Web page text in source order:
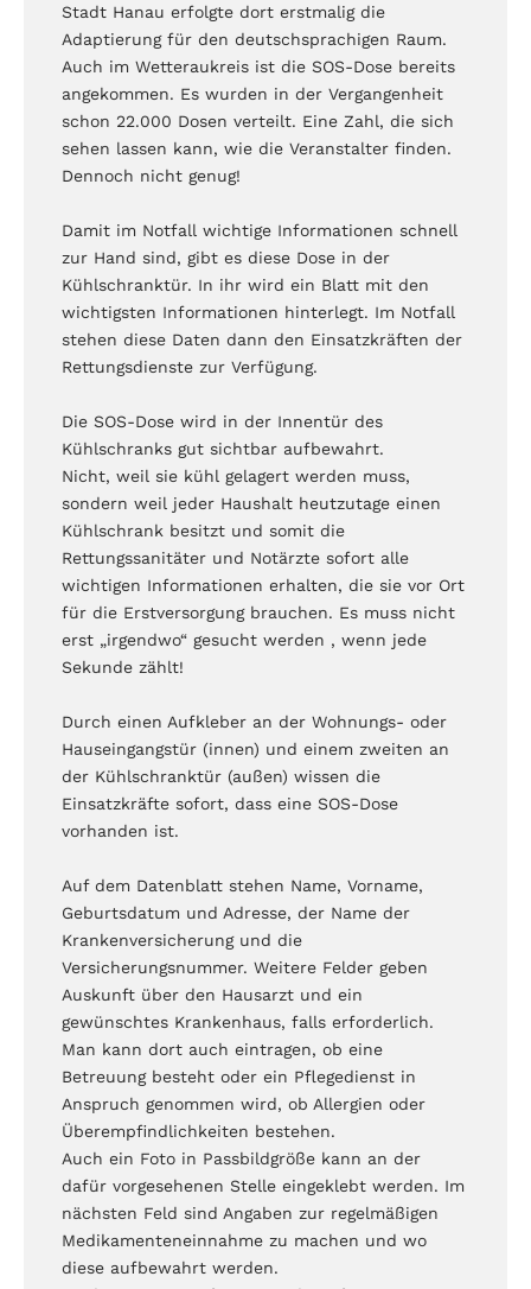
Stadt Hanau erfolgte dort erstmalig die
Adaptierung für den deutschsprachigen Raum.
Auch im Wetteraukreis ist die SOS-Dose bereits
angekommen. Es wurden in der Vergangenheit
schon 22.000 Dosen verteilt. Eine Zahl, die sich
sehen lassen kann, wie die Veranstalter finden.
Dennoch nicht genug!
Damit im Notfall wichtige Informationen schnell
zur Hand sind, gibt es diese Dose in der
Kühlschranktür. In ihr wird ein Blatt mit den
wichtigsten Informationen hinterlegt. Im Notfall
stehen diese Daten dann den Einsatzkräften der
Rettungsdienste zur Verfügung.
Die SOS-Dose wird in der Innentür des
Kühlschranks gut sichtbar aufbewahrt.
Nicht, weil sie kühl gelagert werden muss,
sondern weil jeder Haushalt heutzutage einen
Kühlschrank besitzt und somit die
Rettungssanitäter und Notärzte sofort alle
wichtigen Informationen erhalten, die sie vor Ort
für die Erstversorgung brauchen. Es muss nicht
erst „irgendwo“ gesucht werden , wenn jede
Sekunde zählt!
Durch einen Aufkleber an der Wohnungs- oder
Hauseingangstür (innen) und einem zweiten an
der Kühlschranktür (außen) wissen die
Einsatzkräfte sofort, dass eine SOS-Dose
vorhanden ist.
Auf dem Datenblatt stehen Name, Vorname,
Geburtsdatum und Adresse, der Name der
Krankenversicherung und die
Versicherungsnummer. Weitere Felder geben
Auskunft über den Hausarzt und ein
gewünschtes Krankenhaus, falls erforderlich.
Man kann dort auch eintragen, ob eine
Betreuung besteht oder ein Pflegedienst in
Anspruch genommen wird, ob Allergien oder
Überempfindlichkeiten bestehen.
Auch ein Foto in Passbildgröße kann an der
dafür vorgesehenen Stelle eingeklebt werden. Im
nächsten Feld sind Angaben zur regelmäßigen
Medikamenteneinnahme zu machen und wo
diese aufbewahrt werden.